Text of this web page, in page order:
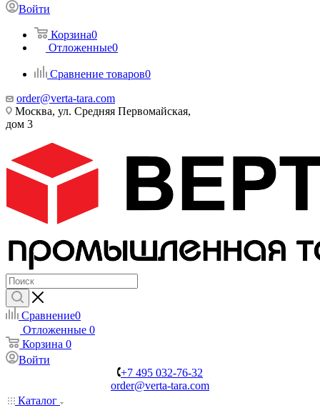
Войти
Корзина0
Отложенные0
Сравнение товаров0
order@verta-tara.com
Москва, ул. Средняя Первомайская,
дом 3
Сравнение0
Отложенные 0
Корзина 0
Войти
+7 495 032-76-32
order@verta-tara.com
Каталог